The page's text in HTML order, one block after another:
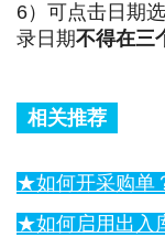
6）可点击日期
录日期不得在三
相关推荐
★如何开采购单
★如何启用出入